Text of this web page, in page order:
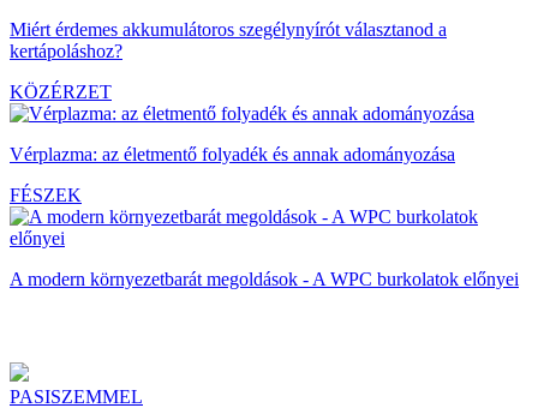
Miért érdemes akkumulátoros szegélynyírót választanod a
kertápoláshoz?
KÖZÉRZET
Vérplazma: az életmentő folyadék és annak adományozása
FÉSZEK
A modern környezetbarát megoldások - A WPC burkolatok előnyei
PASISZEMMEL